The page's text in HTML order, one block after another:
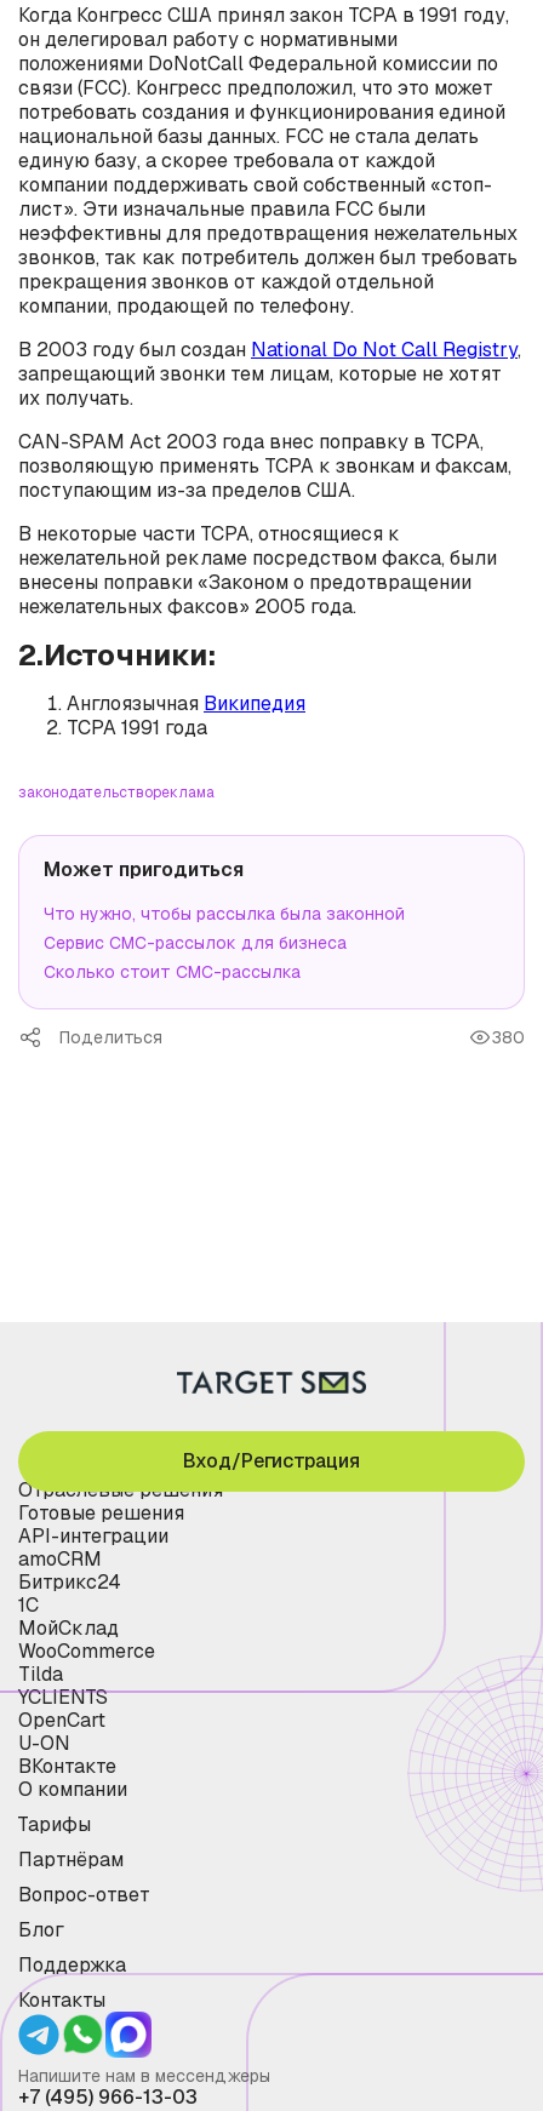
Когда Конгресс США принял закон TCPA в 1991 году,
он делегировал работу с нормативными
положениями DoNotCall Федеральной комиссии по
связи (FCC). Конгресс предположил, что это может
потребовать создания и функционирования единой
национальной базы данных. FCC не стала делать
единую базу, а скорее требовала от каждой
компании поддерживать свой собственный «стоп-
лист». Эти изначальные правила FCC были
неэффективны для предотвращения нежелательных
звонков, так как потребитель должен был требовать
прекращения звонков от каждой отдельной
компании, продающей по телефону.
В 2003 году был создан National Do Not Call Registry,
запрещающий звонки тем лицам, которые не хотят
их получать.
CAN-SPAM Act 2003 года внес поправку в TCPA,
позволяющую применять TCPA к звонкам и факсам,
поступающим из-за пределов США.
В некоторые части TCPA, относящиеся к
нежелательной рекламе посредством факса, были
внесены поправки «Законом о предотвращении
нежелательных факсов» 2005 года.
2.Источники:
Англоязычная Википедия
TCPA 1991 года
законодательствореклама
Может пригодиться
Что нужно, чтобы рассылка была законной
Сервис СМС-рассылок для бизнеса
Сколько стоит СМС-рассылка
Поделиться 380
Отраслевые решения
Готовые решения
API-интеграции
amoCRM
Битрикс24
1С
МойСклад
WooCommerce
Tilda
YCLIENTS
OpenCart
U-ON
ВКонтакте
О компании
Тарифы
Партнёрам
Вопрос-ответ
Блог
Поддержка
Контакты
Вход/Регистрация
Напишите нам в мессенджеры
+7 (495) 966-13-03